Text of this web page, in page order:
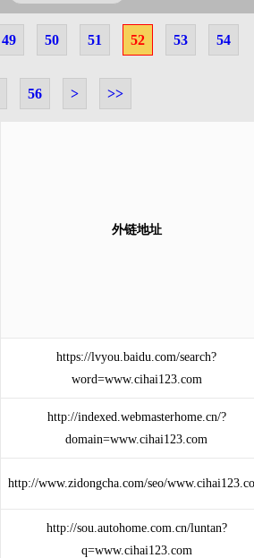
49 50 51 52 53 54
56 > >>
外链地址
https://lvyou.baidu.com/search?
word=www.cihai123.com
http://indexed.webmasterhome.cn/?
domain=www.cihai123.com
http://www.zidongcha.com/seo/
http://sou.autohome.com.cn/luntan?
q=www.cihai123.com